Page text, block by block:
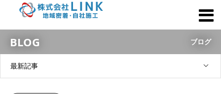
BLOG ブログ
最新記事